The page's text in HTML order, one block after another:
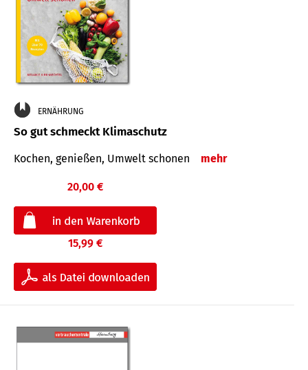
ERNÄHRUNG
So gut schmeckt Klimaschutz
Kochen, genießen, Umwelt schonen mehr
20,00 €
15,99 €